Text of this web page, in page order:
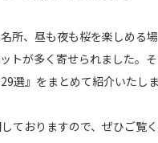
所、昼も夜も桜を楽しめる
トが多く寄せられました。
選』をまとめて紹介いたしま
ておりますので、ぜひご覧く